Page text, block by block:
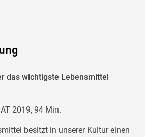
das wichtigste Lebensmittel
2019, 94 Min.
besitzt in unserer Kultur einen